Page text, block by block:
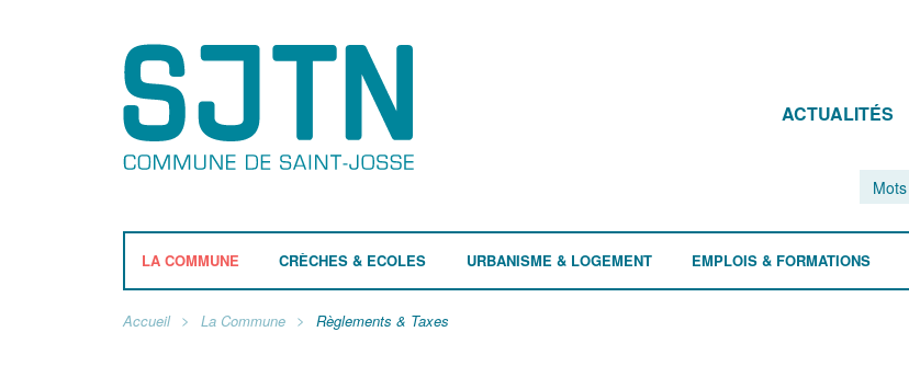
ACTUALITÉS
LA COMMUNE CRÈCHES & ECOLES URBANISME & LOGEMENT EMPLOIS & FORMATIONS
Accueil La Commune Règlements & Taxes